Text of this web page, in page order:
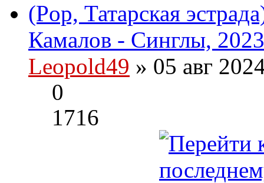
(Pop, Татарская
Камалов - Синглы,
Leopold49 » 05 авг
0
1716